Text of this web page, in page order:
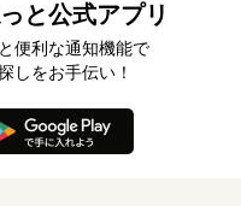
と公式アプリ
便利な通知機能で
しをお手伝い！